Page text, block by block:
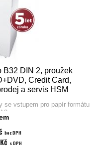
B32 DIN 2, proužek
Credit Card,
a servis HSM
se vstupem pro papír formátu
A3.
doživotní záruka na nože.
s kontrolkami.
energie EMCS.
papírů i plastových
bez DPH
s DPH